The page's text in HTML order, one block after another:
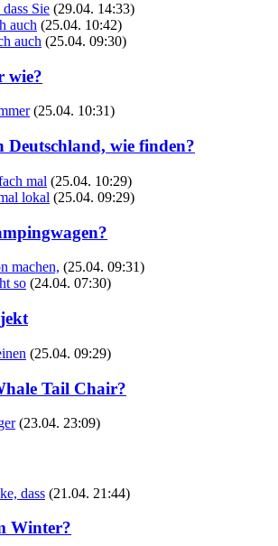
Sie (29.04. 14:33)
auch (25.04. 10:42)
auch (25.04. 09:30)
wie?
(25.04. 10:31)
Deutschland, wie finden?
mal (25.04. 10:29)
lokal (25.04. 09:29)
machen, (25.04. 09:31)
so (24.04. 07:30)
(25.04. 09:29)
Tail Chair?
(23.04. 23:09)
dass (21.04. 21:44)
Winter?